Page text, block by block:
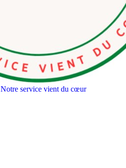
Notre service vient du cœur